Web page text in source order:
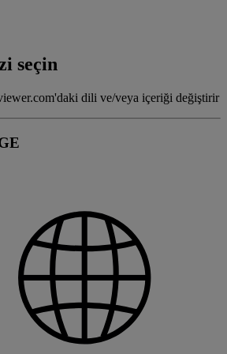
seçin
dili ve/veya içeriği değiştirir